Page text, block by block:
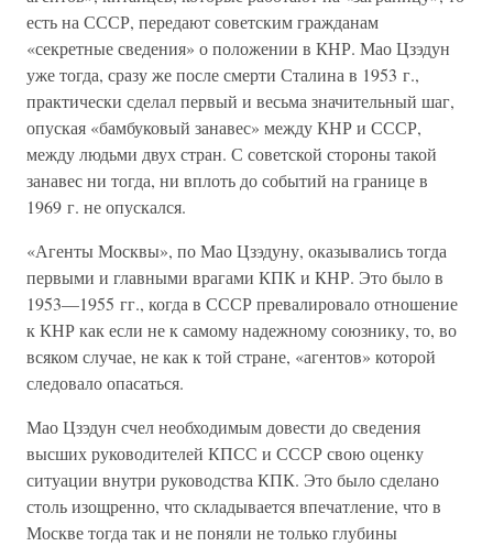
есть на СССР, передают советским гражданам
«секретные сведения» о положении в КНР. Мао Цзэдун
уже тогда, сразу же после смерти Сталина в 1953 г.,
практически сделал первый и весьма значительный шаг,
опуская «бамбуковый занавес» между КНР и СССР,
между людьми двух стран. С советской стороны такой
занавес ни тогда, ни вплоть до событий на границе в
1969 г. не опускался.
«Агенты Москвы», по Мао Цзэдуну, оказывались тогда
первыми и главными врагами КПК и КНР. Это было в
1953—1955 гг., когда в СССР превалировало отношение
к КНР как если не к самому надежному союзнику, то, во
всяком случае, не как к той стране, «агентов» которой
следовало опасаться.
Мао Цзэдун счел необходимым довести до сведения
высших руководителей КПСС и СССР свою оценку
ситуации внутри руководства КПК. Это было сделано
столь изощренно, что складывается впечатление, что в
Москве тогда так и не поняли не только глубины